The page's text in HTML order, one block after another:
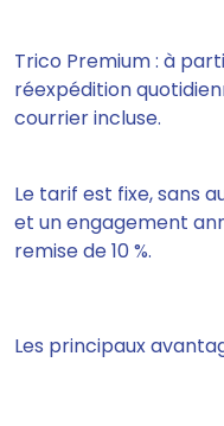
Trico Premium : à
réexpédition
courrier incluse.
Le tarif est fixe, sans
et un engagement
remise de 10 %.
Les principaux